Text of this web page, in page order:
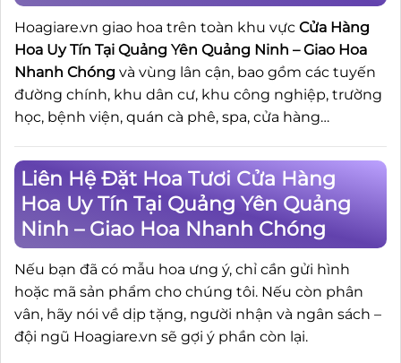
Hoagiare.vn giao hoa trên toàn khu vực Cửa Hàng
Hoa Uy Tín Tại Quảng Yên Quảng Ninh – Giao Hoa
Nhanh Chóng và vùng lân cận, bao gồm các tuyến
đường chính, khu dân cư, khu công nghiệp, trường
học, bệnh viện, quán cà phê, spa, cửa hàng…
Liên Hệ Đặt Hoa Tươi Cửa Hàng
Hoa Uy Tín Tại Quảng Yên Quảng
Ninh – Giao Hoa Nhanh Chóng
Nếu bạn đã có mẫu hoa ưng ý, chỉ cần gửi hình
hoặc mã sản phẩm cho chúng tôi. Nếu còn phân
vân, hãy nói về dịp tặng, người nhận và ngân sách –
đội ngũ Hoagiare.vn sẽ gợi ý phần còn lại.